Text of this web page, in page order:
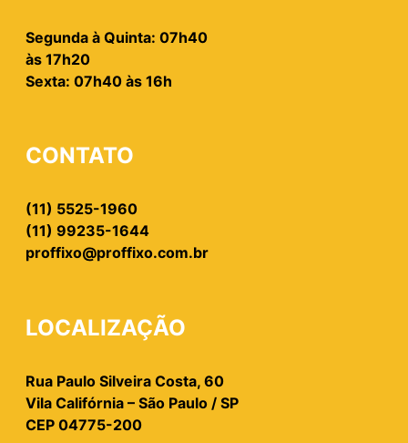
Segunda à Quinta: 07h40
às 17h20
Sexta: 07h40 às 16h
CONTATO
(11) 5525-1960
(11) 99235-1644
proffixo@proffixo.com.br
LOCALIZAÇÃO
Rua Paulo Silveira Costa, 60
Vila Califórnia – São Paulo / SP
CEP 04775-200